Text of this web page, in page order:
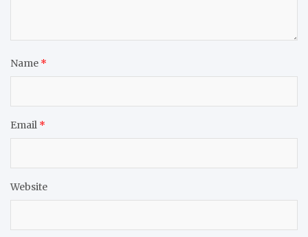
Name *
Email *
Website